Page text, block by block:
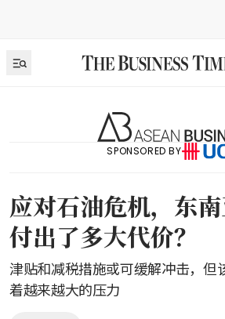
SPONSORED BY
应对石油危机，东
付出了多大代价？
津贴和减税措施或可缓解冲击，但
着越来越大的压力